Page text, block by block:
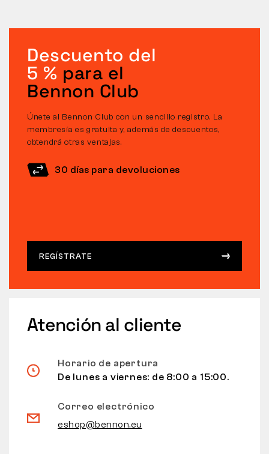
Descuento del
5 % para el
Bennon Club
Únete al Bennon Club con un sencillo registro. La
membresía es gratuita y, además de descuentos,
obtendrá otras ventajas.
30 días para devoluciones
REGÍSTRATE
Atención al cliente
Horario de apertura
De lunes a viernes: de 8:00 a 15:00.
Correo electrónico
eshop@bennon.eu